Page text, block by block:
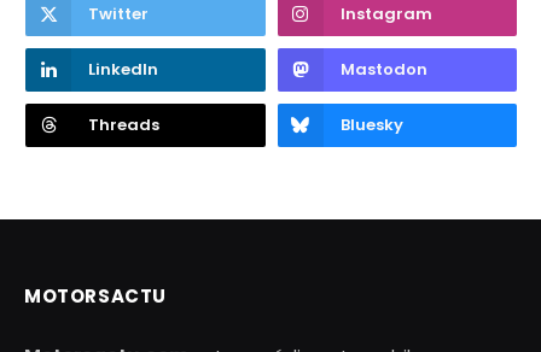
Twitter Instagram
LinkedIn Mastodon
Threads Bluesky
MOTORSACTU